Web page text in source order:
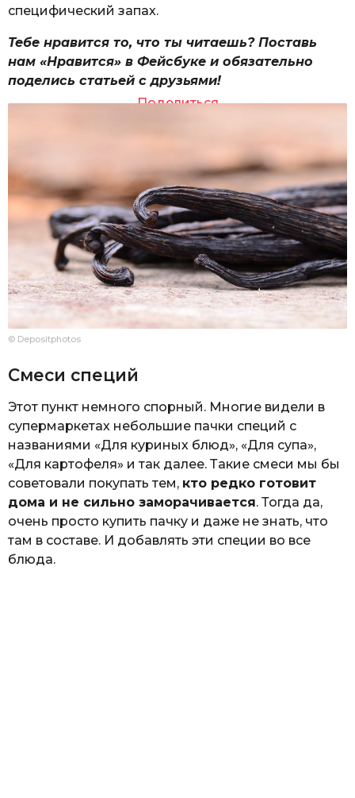
специфический запах.
Тебе нравится то, что ты читаешь? Поставь
нам «Нравится» в Фейсбуке и обязательно
поделись статьей с друзьями!
Поделиться
© Depositphotos
Смеси специй
Этот пункт немного спорный. Многие видели в
супермаркетах небольшие пачки специй с
названиями «Для куриных блюд», «Для супа»,
«Для картофеля» и так далее. Такие смеси мы бы
советовали покупать тем, кто редко готовит
дома и не сильно заморачивается. Тогда да,
очень просто купить пачку и даже не знать, что
там в составе. И добавлять эти специи во все
блюда.